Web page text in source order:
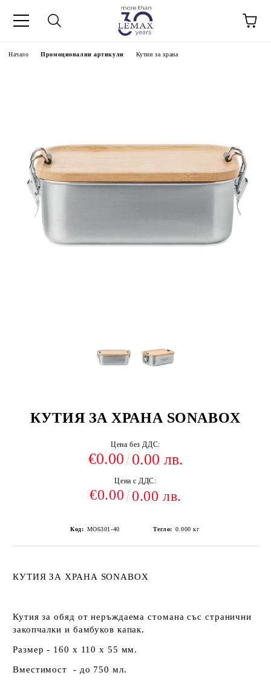
Начало Промоционални артикули Кутии за храна
КУТИЯ ЗА ХРАНА SONABOX
Цена без ДДС:
€0.00 0.00 лв.
Цена с ДДС:
€0.00 0.00 лв.
Код: MO6301-40 Тегло: 0.000 кг
КУТИЯ ЗА ХРАНА SONABOX
Кутия за обяд от неръждаема стомана със странични
закопчалки и бамбуков капак.
Размер - 160 х 110 х 55 мм.
Вместимост - до 750 мл.